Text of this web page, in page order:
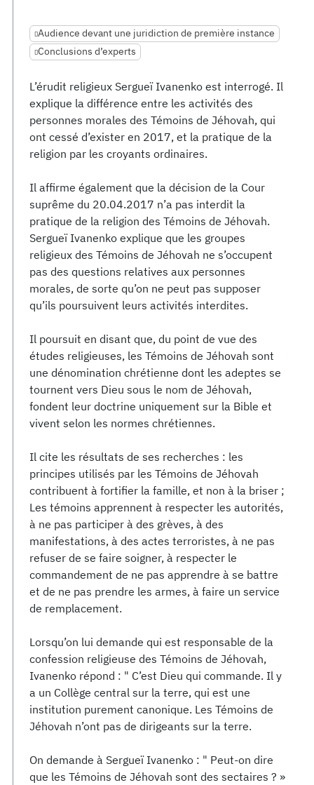
Audience devant une juridiction de première instance
Conclusions d’experts
L’érudit religieux Sergueï Ivanenko est interrogé. Il
explique la différence entre les activités des
personnes morales des Témoins de Jéhovah, qui
ont cessé d’exister en 2017, et la pratique de la
religion par les croyants ordinaires.
Il affirme également que la décision de la Cour
suprême du 20.04.2017 n’a pas interdit la
pratique de la religion des Témoins de Jéhovah.
Sergueï Ivanenko explique que les groupes
religieux des Témoins de Jéhovah ne s’occupent
pas des questions relatives aux personnes
morales, de sorte qu’on ne peut pas supposer
qu’ils poursuivent leurs activités interdites.
Il poursuit en disant que, du point de vue des
études religieuses, les Témoins de Jéhovah sont
une dénomination chrétienne dont les adeptes se
tournent vers Dieu sous le nom de Jéhovah,
fondent leur doctrine uniquement sur la Bible et
vivent selon les normes chrétiennes.
Il cite les résultats de ses recherches : les
principes utilisés par les Témoins de Jéhovah
contribuent à fortifier la famille, et non à la briser ;
Les témoins apprennent à respecter les autorités,
à ne pas participer à des grèves, à des
manifestations, à des actes terroristes, à ne pas
refuser de se faire soigner, à respecter le
commandement de ne pas apprendre à se battre
et de ne pas prendre les armes, à faire un service
de remplacement.
Lorsqu’on lui demande qui est responsable de la
confession religieuse des Témoins de Jéhovah,
Ivanenko répond : " C’est Dieu qui commande. Il y
a un Collège central sur la terre, qui est une
institution purement canonique. Les Témoins de
Jéhovah n’ont pas de dirigeants sur la terre.
On demande à Sergueï Ivanenko : " Peut-on dire
que les Témoins de Jéhovah sont des sectaires ? »